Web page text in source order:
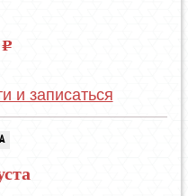
и записаться